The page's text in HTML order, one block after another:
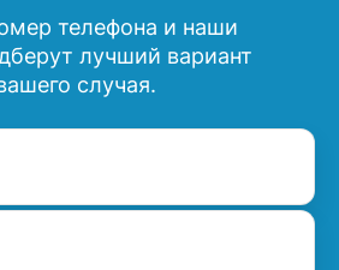
телефона и наши
лучший вариант
случая.